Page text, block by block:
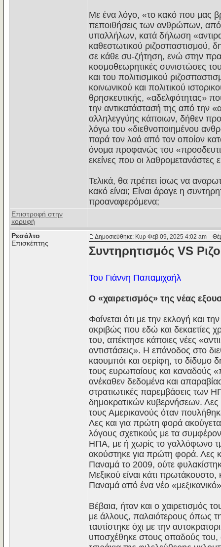
Με ένα λόγο, «το κακό που μας
πεποιθήσεις των ανθρώπων, από
υπαλλήλων, κατά δήλωση
καθεστωτικού ριζοσπαστισμού,
σε κάθε συ-ζήτηση, ενώ στην
κοσμοθεωρητικές συνιστώσες
και του πολιτισμικού
κοινωνικού και πολιτικού
θρησκευτικής, «αδελφότητας»
την αντικατάστασή της από την
αλληλεγγύης κάποιων, δήθεν
λόγω του «διεθνοποιημένου
παρά τον λαό από τον οποίον
όνομα προφανώς του
εκείνες που οι λαθρομετανάστες
Τελικά, θα πρέπει ίσως να
κακό είναι; Είναι άραγε η
προαναφερόμενα;
Επιστροφή στην
κορυφή
Ρεσάλτο
Επισκέπτης
Δημοσιεύθηκε: Κυρ Φεβ 09, 2025 4:02 am
Συντηρητισμός VS
Του Γιάννη Παπαμιχαήλ
Ο «χαιρετισμός» της νέας
Φαίνεται ότι με την εκλογή και
ακριβώς που εδώ και δεκαετίες
του, απέκτησε κάποιες νέες
αντιστάσεις». Η επάνοδος στο
καουμπόι και σερίφη, το δίδυμο
τους ευρωπαίους και καναδούς
ανέκαθεν δεδομένα και
στρατιωτικές παρεμβάσεις των
δημοκρατικών κυβερνήσεων. Λες
τους Αμερικανούς όταν
Λες και για πρώτη φορά
λόγους σχετικούς με τα
ΗΠΑ, με ή χωρίς το γαλλόφωνο
ακούστηκε για πρώτη φορά. Λες
Παναμά το 2009, ούτε
Μεξικού είναι κάτι
Παναμά από ένα νέο
Βέβαια, ήταν και ο χαιρετισμός
με άλλους, παλαιότερους όπως
ταυτίστηκε όχι με την
υποσχέθηκε στους οπαδούς του,